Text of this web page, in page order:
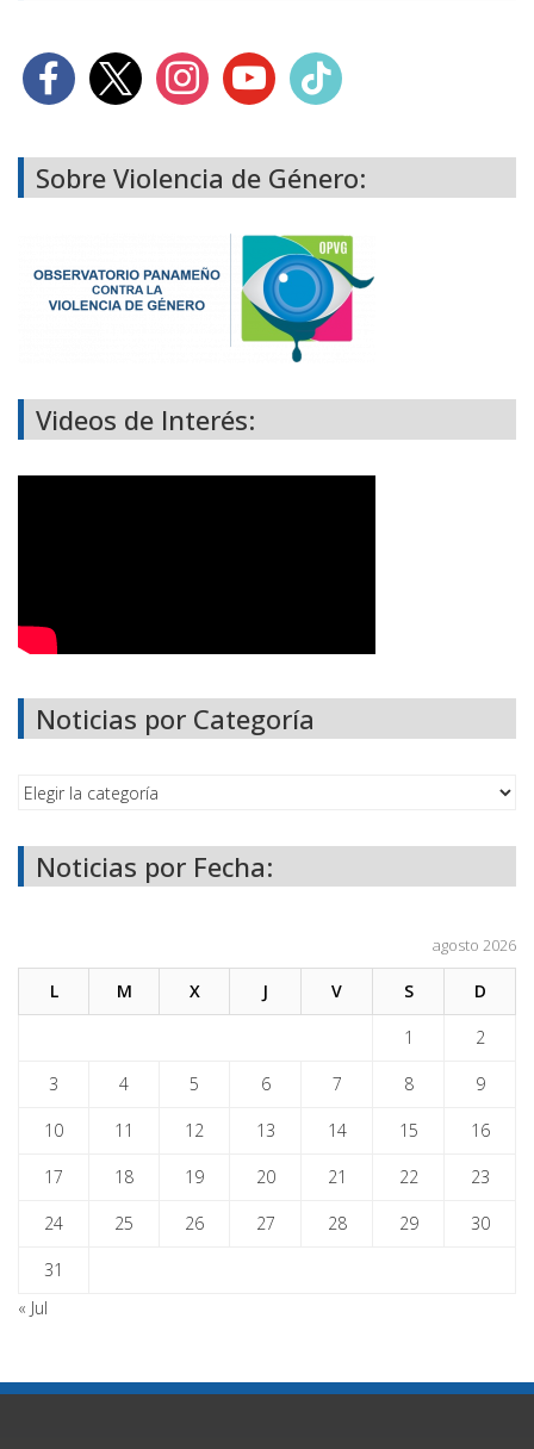
Sobre Violencia de Género:
Videos de Interés:
Noticias por Categoría
Noticias por Fecha:
agosto 2026
L M X J V S D
1 2
3 4 5 6 7 8 9
10 11 12 13 14 15 16
17 18 19 20 21 22 23
24 25 26 27 28 29 30
31
« Jul